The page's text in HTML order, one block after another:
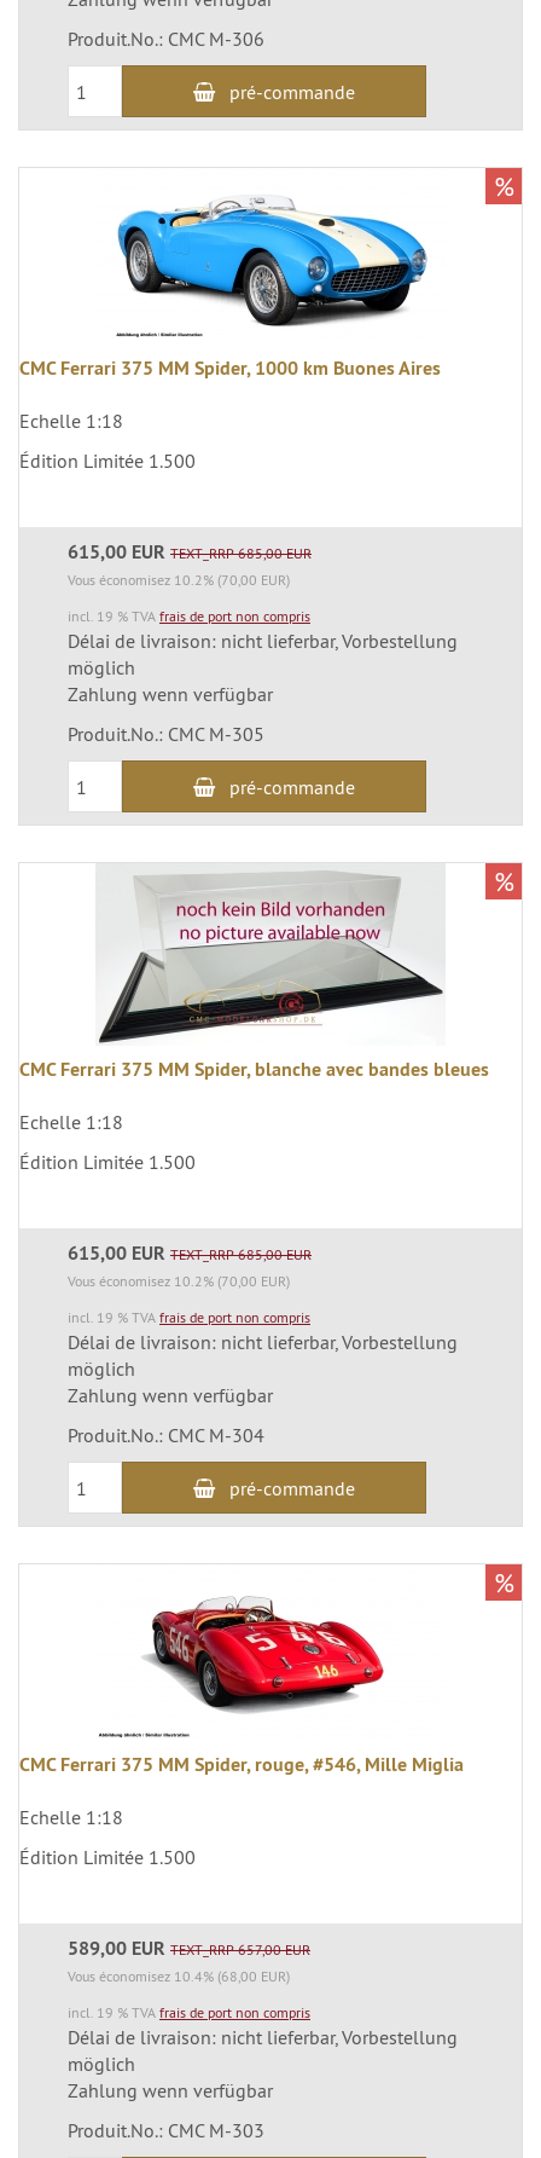
Produit.No.: CMC M-306
pré-commande
CMC Ferrari 375 MM Spider, 1000 km Buones Aires
Echelle 1:18
Édition Limitée 1.500
615,00 EUR TEXT_RRP 685,00 EUR
Vous économisez 10.2% (70,00 EUR)
incl. 19 % TVA frais de port non compris
Délai de livraison: nicht lieferbar, Vorbestellung
möglich
Zahlung wenn verfügbar
Produit.No.: CMC M-305
pré-commande
%
CMC Ferrari 375 MM Spider, blanche avec bandes bleues
Echelle 1:18
Édition Limitée 1.500
615,00 EUR TEXT_RRP 685,00 EUR
Vous économisez 10.2% (70,00 EUR)
incl. 19 % TVA frais de port non compris
Délai de livraison: nicht lieferbar, Vorbestellung
möglich
Zahlung wenn verfügbar
Produit.No.: CMC M-304
pré-commande
%
CMC Ferrari 375 MM Spider, rouge, #546, Mille Miglia
Echelle 1:18
Édition Limitée 1.500
589,00 EUR TEXT_RRP 657,00 EUR
Vous économisez 10.4% (68,00 EUR)
incl. 19 % TVA frais de port non compris
Délai de livraison: nicht lieferbar, Vorbestellung
möglich
Zahlung wenn verfügbar
Produit.No.: CMC M-303
%